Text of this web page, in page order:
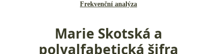
Frekvenční analýza
Marie Skotská a
polyalfabetická šifra